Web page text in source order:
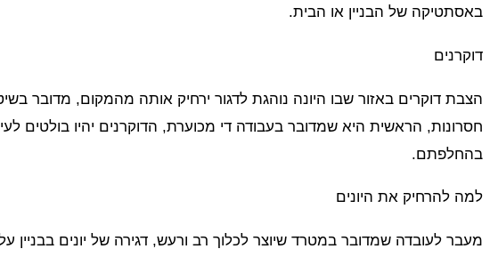
באסתטיקה של הבניין או הבית.
דוקרנים
הצבת דוקרים באזור שבו היונה נוהגת לדגור ירחיק אותה מהמקום, מדובר
חסרונות, הראשית היא שמדובר בעבודה די מכוערת, הדוקרנים יהיו בולטים
בהחלפתם.
למה להרחיק את היונים
מעבר לעובדה שמדובר במטרד שיוצר לכלוך רב ורעש, דגירה של יונים בבניין